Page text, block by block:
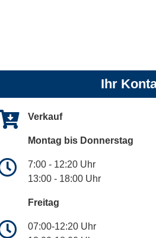
Ihr
Verkauf
Montag bis Donnerstag
7:00 - 12:20 Uhr
13:00 - 18:00 Uhr
Freitag
07:00-12:20 Uhr